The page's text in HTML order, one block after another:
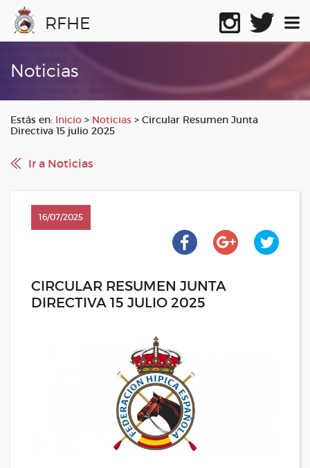
RFHE
Noticias
Estás en: Inicio > Noticias > Circular Resumen Junta
Directiva 15 julio 2025
Ir a Noticias
16/07/2025
CIRCULAR RESUMEN JUNTA
DIRECTIVA 15 JULIO 2025